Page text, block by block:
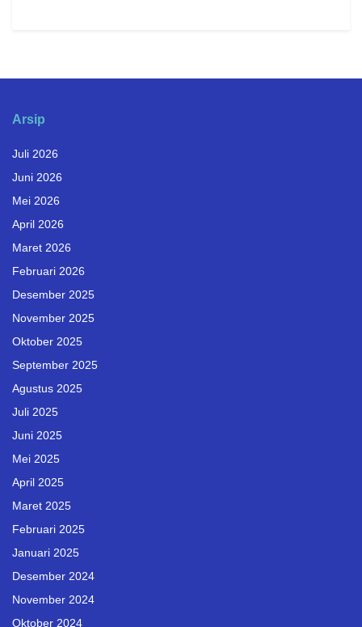
Arsip
Juli 2026
Juni 2026
Mei 2026
April 2026
Maret 2026
Februari 2026
Desember 2025
November 2025
Oktober 2025
September 2025
Agustus 2025
Juli 2025
Juni 2025
Mei 2025
April 2025
Maret 2025
Februari 2025
Januari 2025
Desember 2024
November 2024
Oktober 2024